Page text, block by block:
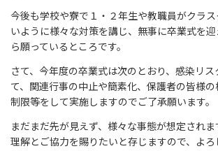
今後も学校や寮で１・２年生や教職員がクラ
いように様々な対策を講じ、無事に卒業式を
ら願っているところです。
さて、今年度の卒業式は次のとおり、感染リ
て、関連行事の中止や簡素化、保護者の皆様
制限等をして実施しますのでご了承願います。
まだまだ先が見えず、様々な事態が想定され
理解とご協力を賜りたいと存じますので、よ